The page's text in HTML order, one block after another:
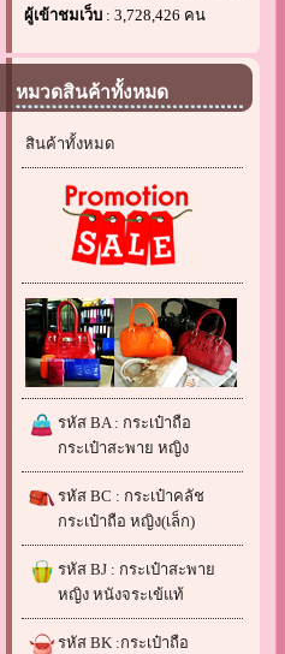
ผู้เข้าชมเว็บ : 3,728,426 คน
หมวดสินค้าทั้งหมด
สินค้าทั้งหมด
รหัส BA : กระเป๋าถือ
กระเป๋าสะพาย หญิง
รหัส BC : กระเป๋าคลัช
กระเป๋าถือ หญิง(เล็ก)
รหัส BJ : กระเป๋าสะพาย
หญิง หนังจระเข้แท้
รหัส BK :กระเป๋าถือ